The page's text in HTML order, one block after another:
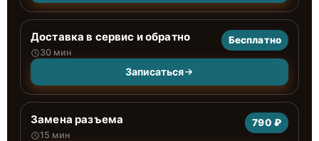
Доставка в сервис и обратно
30 мин
Бесплатно
Записаться
Замена разъема
15 мин
790 ₽